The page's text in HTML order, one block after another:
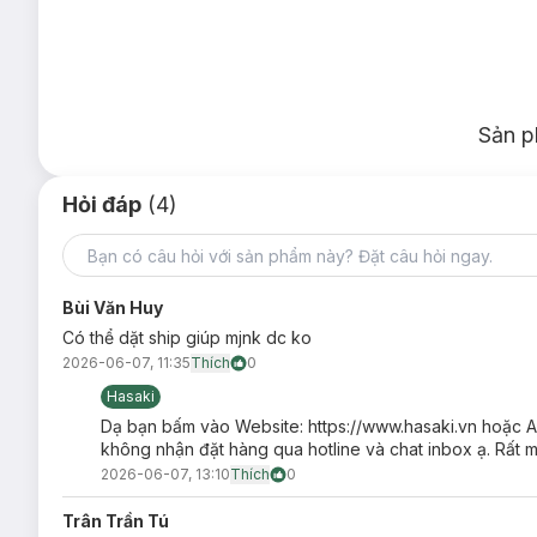
Mùi hương sáng, dễ dùng, không quá nồng, phù hợp
Phù hợp với nhiều hoàn cảnh đi làm, đi học, đi chơi,
Hướng dẫn bảo quản Xịt Thơm Toàn Thân
Tránh ánh nắng trực tiếp, nơi có nhiệt độ cao hoặc ẩm
Đậy nắp kín sau khi sử dụng.
Sản
Hỏi đáp (4)
Bùi Văn Huy
Có thể dặt ship giúp mjnk dc ko
2026-06-07, 11:35Thích
0
Hasaki
Dạ bạn bấm vào Website: https://www.hasaki.vn hoặc
không nhận đặt hàng qua hotline và chat inbox ạ. Rất
2026-06-07, 13:10Thích 0
Trân Trần Tú